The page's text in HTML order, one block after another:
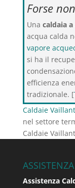
Forse
Una caldaia
acqua calda
vapore
si ha il
efficienza
tradizionale. [
Caldaie
nel settore
Caldaie
Assistenza